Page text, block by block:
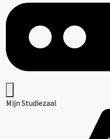
Mijn Studiezaal